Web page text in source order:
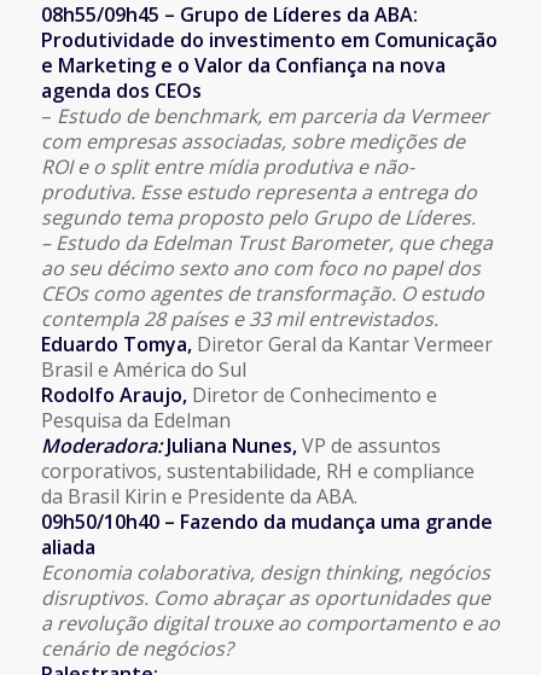
08h55/09h45 – Grupo de Líderes da ABA:
Produtividade do investimento em Comunicação
e Marketing e o Valor da Confiança na nova
agenda dos CEOs
– Estudo de benchmark, em parceria da Vermeer
com empresas associadas, sobre medições de
ROI e o split entre mídia produtiva e não-
produtiva. Esse estudo representa a entrega do
segundo tema proposto pelo Grupo de Líderes.
– Estudo da Edelman Trust Barometer, que chega
ao seu décimo sexto ano com foco no papel dos
CEOs como agentes de transformação. O estudo
contempla 28 países e 33 mil entrevistados.
Eduardo Tomya, Diretor Geral da Kantar Vermeer
Brasil e América do Sul
Rodolfo Araujo, Diretor de Conhecimento e
Pesquisa da Edelman
Moderadora: Juliana Nunes,VP de assuntos
corporativos, sustentabilidade, RH e compliance
da Brasil Kirin e Presidente da ABA.
09h50/10h40 – Fazendo da mudança uma grande
aliada
Economia colaborativa, design thinking, negócios
disruptivos. Como abraçar as oportunidades que
a revolução digital trouxe ao comportamento e ao
cenário de negócios?